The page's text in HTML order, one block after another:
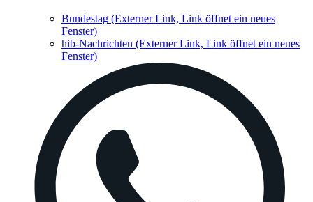
Bundestag (Externer Link, Link öffnet ein neues
Fenster)
hib-Nachrichten (Externer Link, Link öffnet ein neues
Fenster)